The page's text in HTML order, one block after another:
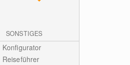
SONSTIGES
Konfigurator
Reiseführer